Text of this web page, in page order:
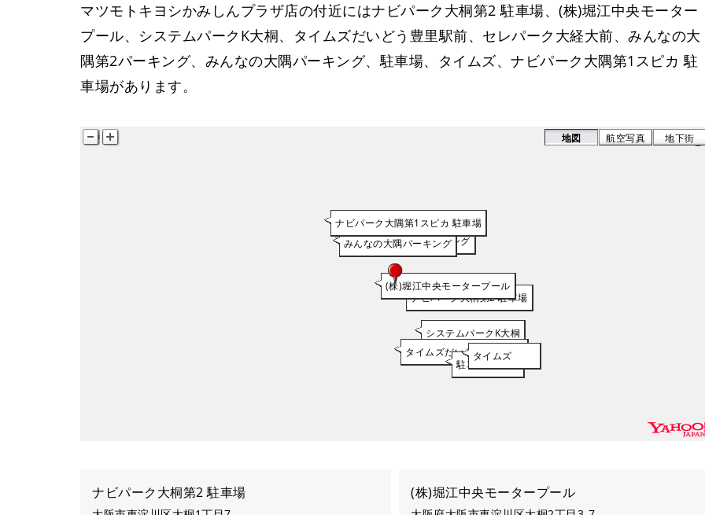
マツモトキヨシかみしんプラザ店の付近にはナビパーク大桐第2 駐車場、(株)堀江中央モーター
プール、システムパークK大桐、タイムズだいどう豊里駅前、セレパーク大経大前、みんなの大
隅第2パーキング、みんなの大隅パーキング、駐車場、タイムズ、ナビパーク大隅第1スピカ 駐
車場があります。
ナビパーク大桐第2 駐車場
(株)堀江中央モータープール
システムパークK大桐
タイムズだいどう豊里駅前
セレパーク大経大前
みんなの大隅第2パーキング
みんなの大隅パーキング
駐車場
タイムズ
ナビパーク大隅第1スピカ 駐車場
地図 航空写真 地下街
ナビパーク大桐第2 駐車場 (株)堀江中央モータープール